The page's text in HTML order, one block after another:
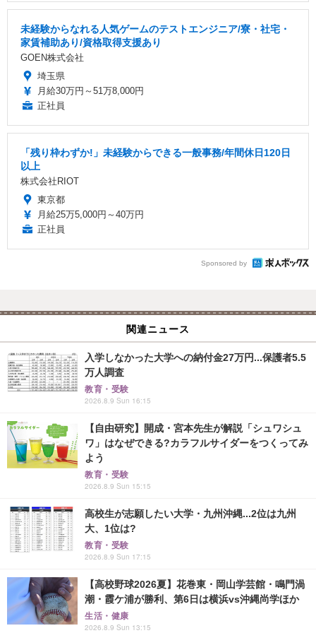
未経験からなれる人気ゲームのテストエンジニア/寮・社宅・
家賃補助あり/資格取得支援あり
GOEN株式会社
埼玉県
月給30万円～51万8,000円
正社員
「残り枠わずか!」未経験からできる一般事務/年間休日120日
以上
株式会社RIOT
東京都
月給25万5,000円～40万円
正社員
Sponsored by
関連ニュース
入学しなかった大学への納付金27万円...保護者5.5
万人調査
教育・受験
2026.8.9 Sun 16:15
【自由研究】開成・宮本先生が解説「シュワシュ
ワ」はなぜできる?カラフルサイダーをつくってみ
よう
教育・受験
2026.8.9 Sun 15:15
高校生が志願したい大学・九州沖縄...2位は九州
大、1位は?
教育・受験
2026.8.9 Sun 17:15
【高校野球2026夏】花巻東・岡山学芸館・鳴門渦
潮・霞ケ浦が勝利、第6日は横浜vs沖縄尚学ほか
生活・健康
2026.8.9 Sun 13:15